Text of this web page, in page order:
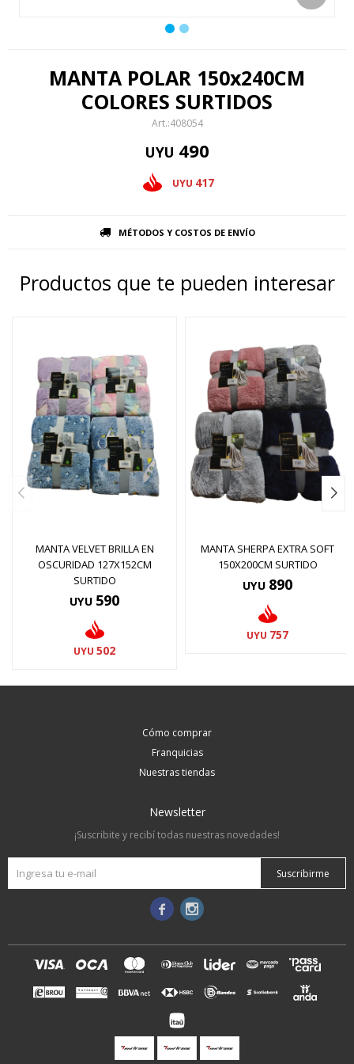
MANTA POLAR 150x240CM
COLORES SURTIDOS
408054
UYU 490
UYU 417
MÉTODOS Y COSTOS DE ENVÍO
Productos que te pueden interesar
MANTA VELVET BRILLA EN
OSCURIDAD 127X152CM
SURTIDO
UYU 590
UYU 502
MANTA SHERPA EXTRA SOFT
150X200CM SURTIDO
UYU 890
UYU 757
Cómo comprar
Franquicias
Nuestras tiendas
Newsletter
¡Suscribite y recibí todas nuestras novedades!
Suscribirme
 